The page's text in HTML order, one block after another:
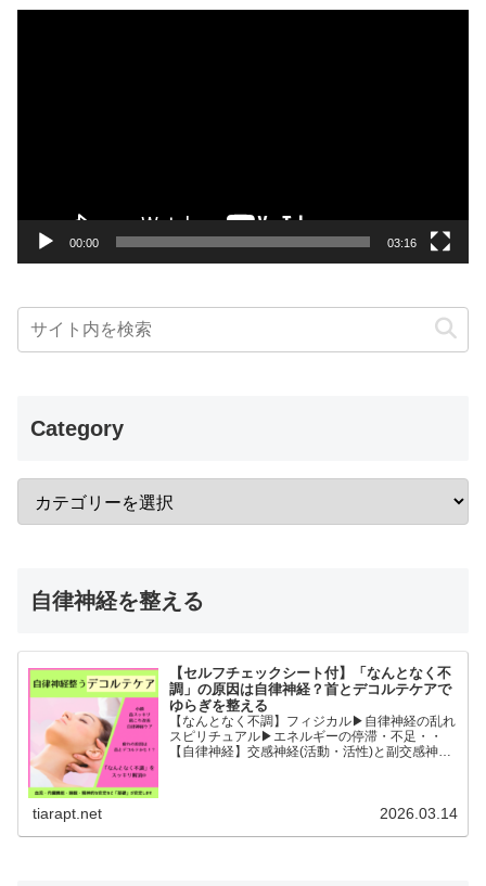
00:00 03:16
Category
自律神経を整える
【セルフチェックシート付】「なんとなく不
調」の原因は自律神経？首とデコルテケアで
ゆらぎを整える
【なんとなく不調】フィジカル▶︎自律神経の乱れ
スピリチュアル▶︎エネルギーの停滞・不足・・
【自律神経】交感神経(活動・活性)と副交感神経
tiarapt.net 2026.03.14